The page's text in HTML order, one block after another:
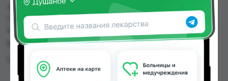
аптеках, Авиценна, Амирӣ, Аптека Вита, Аптека
Нур (Nur), Аптека Рахмат 2004, Аптека ЧДММ
Мадад-57, Арча по цене от 6.30 TJS до 38.00 TJS
в Душанбе и других городах Таджикистана
Цена: от6.30 TJS